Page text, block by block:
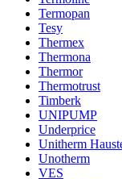
Termopan
Tesy
Thermex
Thermona
Thermor
Thermotrust
Timberk
UNIPUMP
Underprice
Unitherm
Unotherm
VES